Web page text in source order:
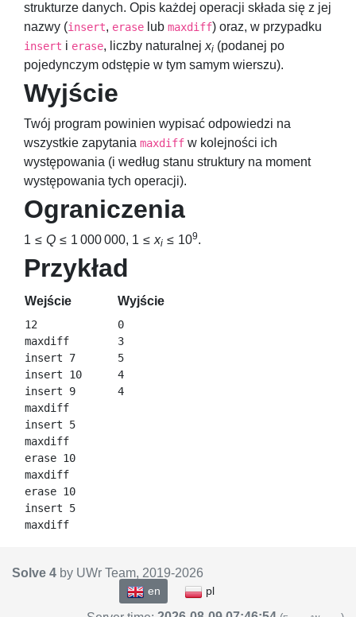
strukturze danych. Opis każdej operacji składa się z jej
nazwy (insert, erase lub maxdiff) oraz, w przypadku
insert i erase, liczby naturalnej xi (podanej po
pojedynczym odstępie w tym samym wierszu).
Wyjście
Twój program powinien wypisać odpowiedzi na
wszystkie zapytania maxdiff w kolejności ich
występowania (i według stanu struktury na moment
występowania tych operacji).
Ograniczenia
1 ≤ Q ≤ 1 000 000, 1 ≤ xi ≤ 109.
Przykład
Wejście Wyjście
12
maxdiff
insert 7
insert 10
insert 9
maxdiff
insert 5
maxdiff
erase 10
maxdiff
erase 10
insert 5
0
3
5
4
Solve 4 by UWr Team, 2019-2026
en pl